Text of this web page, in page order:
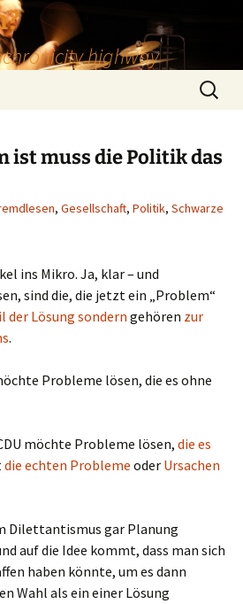
highway
Suchen
nach:
ist muss die Politik das
, Gesellschaft, Politik, Schwarze
ins Mikro. Ja, klar – und
sind die, die jetzt ein „Problem“
der Lösung sondern gehören zur
.
Probleme lösen, die es ohne
möchte Probleme lösen, die es
die echten Probleme oder Ursachen
Dilettantismus gar Planung
auf die Idee kommt, dass man sich
haben könnte, um es dann
Wahl als ein einer Lösung